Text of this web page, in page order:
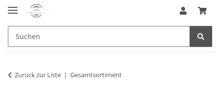
Zurück zur Liste Gesamtsortiment